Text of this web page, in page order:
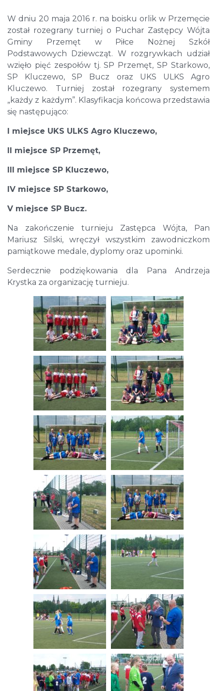
W dniu 20 maja 2016 r. na boisku orlik w Przemęcie
został rozegrany turniej o Puchar Zastępcy Wójta
Gminy Przemęt w Piłce Nożnej Szkół
Podstawowych Dziewcząt. W rozgrywkach udział
wzięło pięć zespołów tj. SP Przemęt, SP Starkowo,
SP Kluczewo, SP Bucz oraz UKS ULKS Agro
Kluczewo. Turniej został rozegrany systemem
„każdy z każdym”. Klasyfikacja końcowa przedstawia
się następująco:
I miejsce UKS ULKS Agro Kluczewo,
II miejsce SP Przemęt,
III miejsce SP Kluczewo,
IV miejsce SP Starkowo,
V miejsce SP Bucz.
Na zakończenie turnieju Zastępca Wójta, Pan
Mariusz Silski, wręczył wszystkim zawodniczkom
pamiątkowe medale, dyplomy oraz upominki.
Serdecznie podziękowania dla Pana Andrzeja
Krystka za organizację turnieju.